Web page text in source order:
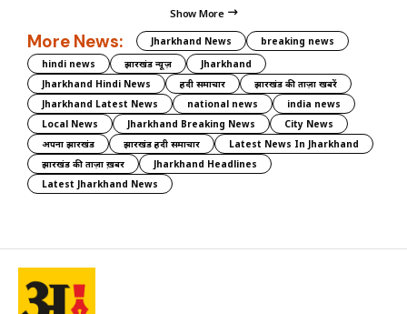
Show More
More News: Jharkhand News
breaking news
hindi news
झारखंड न्यूज़
Jharkhand
Jharkhand Hindi News
हिंदी समाचार
झारखंड की ताज़ा खबरें
Jharkhand Latest News
national news
india news
Local News
Jharkhand Breaking News
City News
अपना झारखंड
झारखंड हिंदी समाचार
Latest News In Jharkhand
झारखंड की ताज़ा ख़बर
Jharkhand Headlines
Latest Jharkhand News